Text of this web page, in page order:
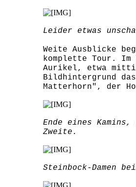
Leider etwas
Weite Ausblicke
komplette Tour. Im
Aurikel, etwa
Bildhintergrund
Matterhorn", der
Ende eines Kamins,
Zweite.
Steinbock-Damen